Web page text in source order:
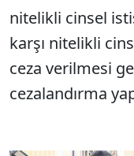
nitelikli cinsel
karşı nitelikli
ceza verilmesi
cezalandırma